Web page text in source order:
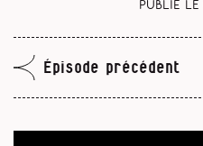
Publié le
Épisode précédent